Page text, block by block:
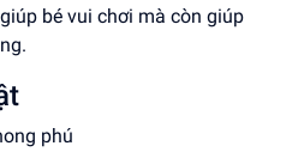
bé vui chơi mà còn giúp
phú